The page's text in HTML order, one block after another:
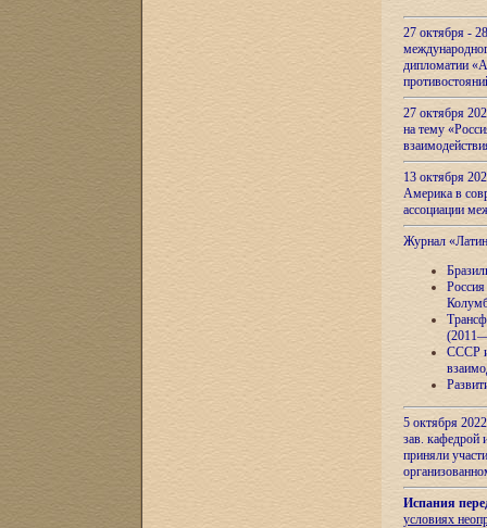
27 октября -
дипломатии
27 октября
на тему
13 октября
Америка в
ассоциации
Журнал
СССР и
5 октября
зав.
приняли
Испания
условиях